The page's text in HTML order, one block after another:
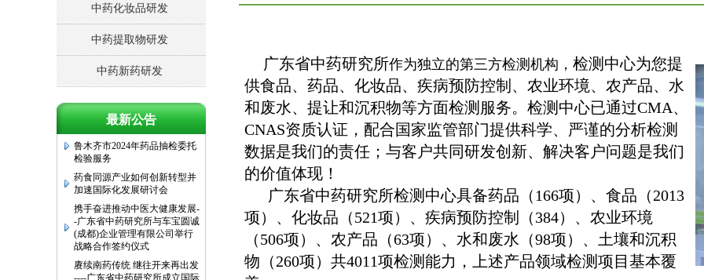
中药化妆品研发
中药提取物研发
中药新药研发
按钮文本
广东省中药研究所作为独立的第三方检测机构， 检测中心为您提
供食品、药品、化妆品、疾病预防控制、农业环境、农产品、水
和废水、提让和沉积物等方面检测服务。检测中心已通过CMA、
CNAS资质认证，配合国家监管部门提供科学、严谨的分析检测
数据是我们的责任；与客户共同研发创新、解决客户问题是我们
的价值体现 ！
广东省中药研究所检测中心具备药品（166项）、食品（2013
项）、化妆品（521项）、疾病预防控制（384）、农业环境
（506项）、农产品（63项）、水和废水（98项）、土壤和沉积
物（260项）共4011项检测能力，上述产品领域检测项目基本覆
最新公告
中药研究所联合健乐计划、李
推出三款药食同源袋泡茶
学技术奖的公示
批）
广东省中药研究所圆满完成乌
检验服务
加速国际化发展研讨会
-广东省中药研究所与车宝圆诚
(成都)企业管理有限公司举行
战略合作签约仪式
----广东省中药研究所成立国际